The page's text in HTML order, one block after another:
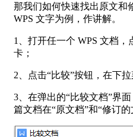
那我们如何快速找出原文和
WPS 文字为例，作讲解。
1、打开任一个 WPS 文档，
卡；
2、点击“比较”按钮，在下拉
3、在弹出的“比较文档”界
篇文档在“原文档”和“修订的